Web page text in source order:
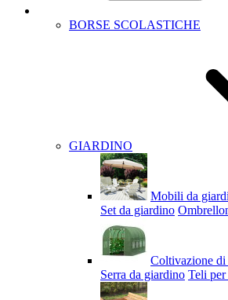
BORSE SCOLASTICHE
GIARDINO
Mobili da
Set da giardino
Coltivazione di
Serra da giardino Teli per